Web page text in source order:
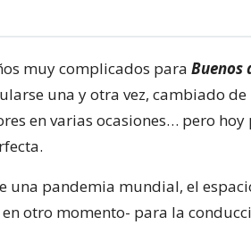
muy complicados para Buenos
una y otra vez, cambiado
en varias ocasiones… pero
una pandemia mundial, el
otro momento- para la